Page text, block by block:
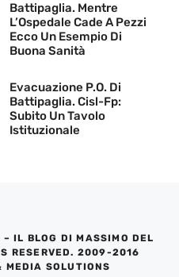
Battipaglia. Mentre
L’Ospedale Cade A Pezzi
Ecco Un Esempio Di
Buona Sanità
Evacuazione P.O. Di
Battipaglia. Cisl-Fp:
Subito Un Tavolo
Istituzionale
IL BLOG DI MASSIMO DEL
RESERVED. 2009-2016
MEDIA SOLUTIONS